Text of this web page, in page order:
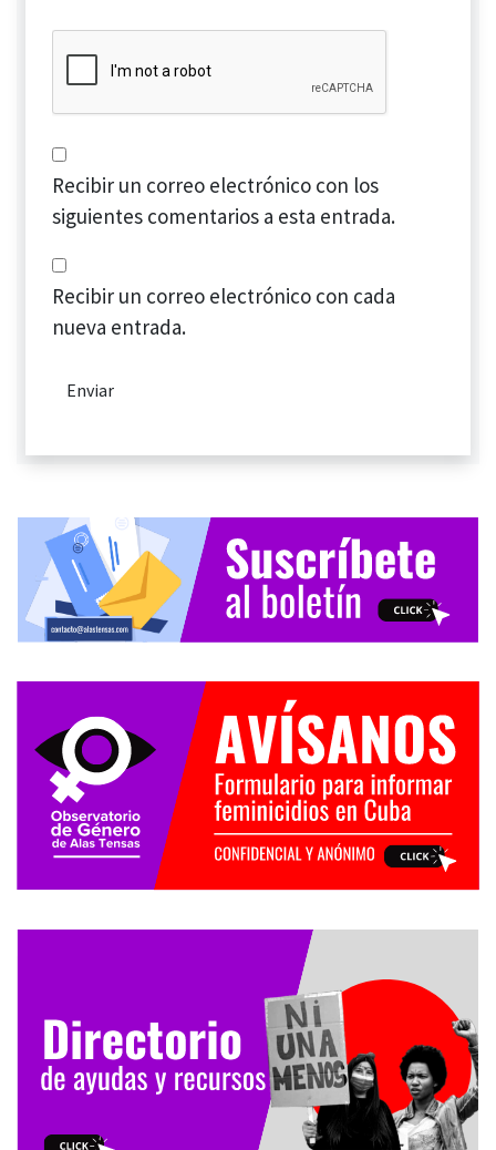
Recibir un correo electrónico con los
siguientes comentarios a esta entrada.
Recibir un correo electrónico con cada
nueva entrada.